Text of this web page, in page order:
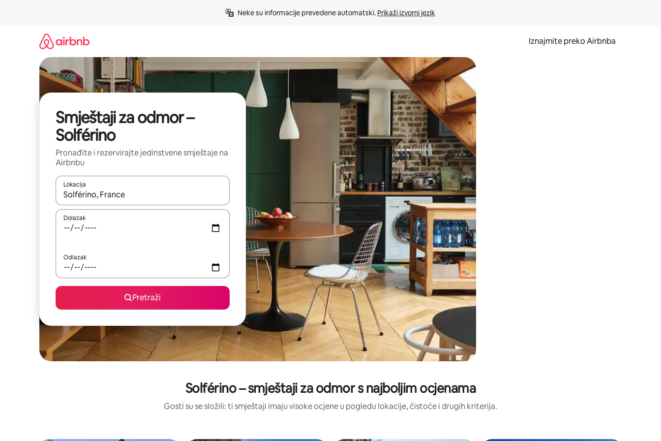
Neke su informacije prevedene automatski. Prikaži izvorni jezik
Iznajmite preko Airbnba
Smještaji za odmor –
Solférino
Pronađite i rezervirajte jedinstvene smještaje na
Airbnbu
Lokacija
Kada budu dostupni rezultati, moći ćete ih pregledati koristeći se strelicama prema gore i prema dolje, kao i dodirom ili prelaskom prstom po zaslonu.
Dolazak
Odlazak
Pretraži
Solférino – smještaji za odmor s najboljim ocjenama
Gosti su se složili: ti smještaji imaju visoke ocjene u pogledu lokacije, čistoće i drugih kriterija.